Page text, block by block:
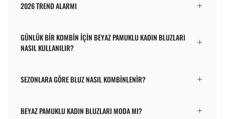
2026 TREND ALARMI
GÜNLÜK BIR KOMBIN IÇIN BEYAZ PAMUKLU KADIN BLUZLARI
NASIL KULLANILIR?
SEZONLARA GÖRE BLUZ NASIL KOMBINLENIR?
BEYAZ PAMUKLU KADIN BLUZLARI MODA MI?